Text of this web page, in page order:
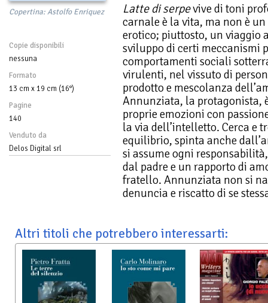
Copertina: Astolfo Enriquez
Copie disponibili
nessuna
Formato
13 cm x 19 cm (16°)
Pagine
140
Venduto da
Delos Digital srl
Latte di serpevive di toni
carnale è la vita, ma non è
erotico; piuttosto, un viaggio
sviluppo di certi meccanismi
comportamenti sociali
virulenti, nel vissuto di
prodotto e mescolanza
Annunziata, la protagonista,
proprie emozioni con
la via dell’intelletto. Cerca e
equilibrio, spinta anche
si assume ogni
dal padre e un rapporto di
fratello. Annunziata non si
denuncia e riscatto di se
Altri titoli che potrebbero interessarti: